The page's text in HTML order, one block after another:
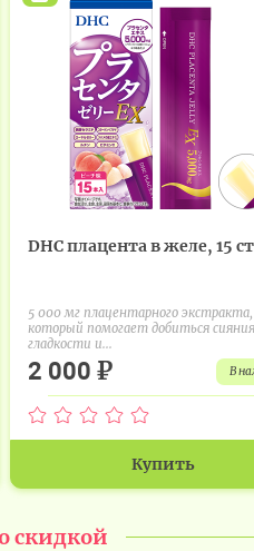
DHC плацента в желе, 15
5 000 мг плацентарного экстракта,
который помогает добиться
гладкости и...
2 000 ₽ в
Купить
скидкой